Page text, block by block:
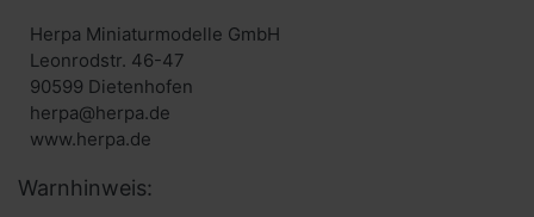
Herpa Miniaturmodelle GmbH
Leonrodstr. 46-47
90599 Dietenhofen
herpa@herpa.de
www.herpa.de
Warnhinweis: